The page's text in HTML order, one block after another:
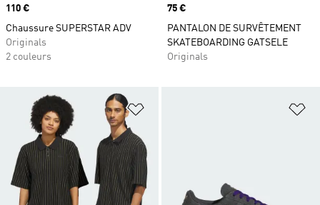
Prix
110 €
Chaussure SUPERSTAR ADV
Originals
2 couleurs
Prix
75 €
PANTALON DE SURVÊTEMENT
SKATEBOARDING GATSELE
Originals
Ajouter à la Liste de produits